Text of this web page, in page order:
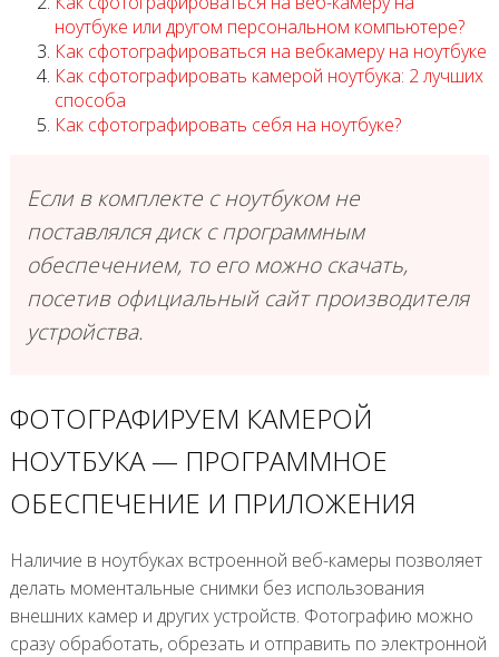
ноутбуке или другом персональном компьютере?
Как сфотографироваться на вебкамеру на ноутбуке
Как сфотографировать камерой ноутбука: 2 лучших
способа
Как сфотографировать себя на ноутбуке?
Если в комплекте с ноутбуком не
поставлялся диск с программным
обеспечением, то его можно скачать,
посетив официальный сайт производителя
устройства.
ФОТОГРАФИРУЕМ КАМЕРОЙ
НОУТБУКА — ПРОГРАММНОЕ
ОБЕСПЕЧЕНИЕ И ПРИЛОЖЕНИЯ
Наличие в ноутбуках встроенной веб-камеры позволяет
делать моментальные снимки без использования
внешних камер и других устройств. Фотографию можно
сразу обработать, обрезать и отправить по электронной